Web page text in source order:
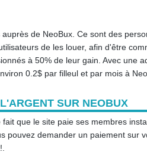
de NeoBux. Ce sont des
de les louer, afin d'être
à 50% de leur gain. Avec une
0.2$ par filleul et par mois à
SUR NEOBUX
que le site paie ses membres
pouvez demander un paiement sur